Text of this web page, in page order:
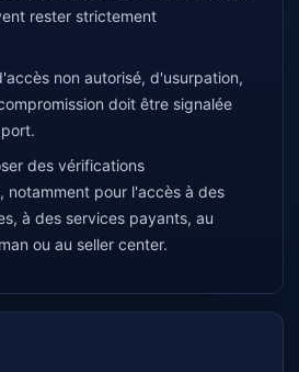
rester strictement
non autorisé, d'usurpation,
doit être signalée
des vérifications
notamment pour l'accès à des
à des services payants, au
ou au seller center.